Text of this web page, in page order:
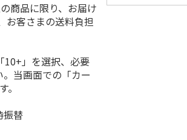
商品に限り、お届け
お客さまの送料負担
」を選択、必要
当画面での「カー
振替